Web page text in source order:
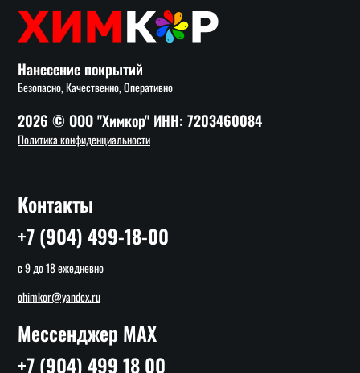
Нанесение покрытий
Безопасно, Качественно, Оперативно
2026 © ООО "Химкор" ИНН: 7203460084
Политика конфиденциальности
Контакты
+7 (904) 499-18-00
с 9 до 18 ежедневно
ohimkor@yandex.ru
Мессенджер MAX
+7 (904) 499 18 00